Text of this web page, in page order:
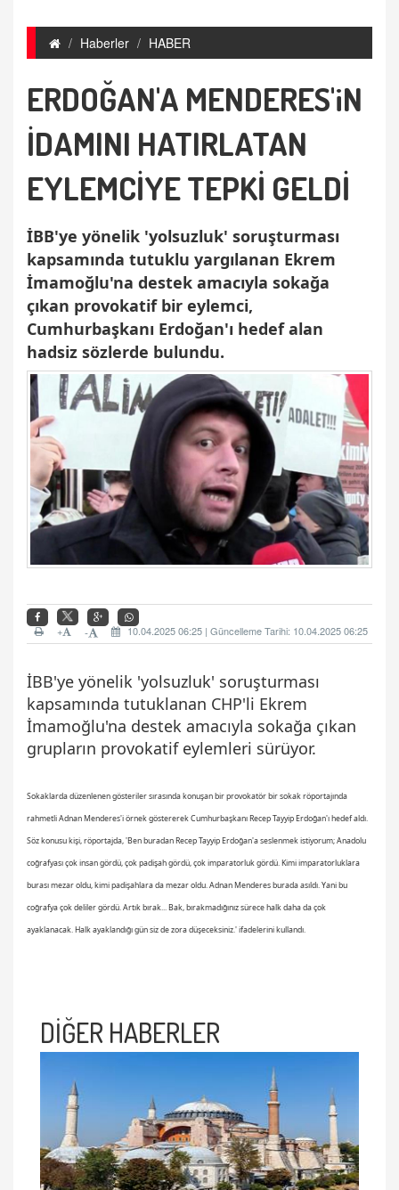
Haberler HABER
ERDOĞAN'A MENDERES'iN
İDAMINI HATIRLATAN
EYLEMCİYE TEPKİ GELDİ
İBB'ye yönelik 'yolsuzluk' soruşturması
kapsamında tutuklu yargılanan Ekrem
İmamoğlu'na destek amacıyla sokağa
çıkan provokatif bir eylemci,
Cumhurbaşkanı Erdoğan'ı hedef alan
hadsiz sözlerde bulundu.
10.04.2025 06:25 | Güncelleme Tarihi: 10.04.2025 06:25
-
+
İBB'ye yönelik 'yolsuzluk' soruşturması
kapsamında tutuklanan CHP'li Ekrem
İmamoğlu'na destek amacıyla sokağa çıkan
grupların provokatif eylemleri sürüyor.
Sokaklarda düzenlenen gösteriler sırasında konuşan bir provokatör bir sokak röportajında
rahmetli Adnan Menderes'i örnek göstererek Cumhurbaşkanı Recep Tayyip Erdoğan'ı hedef aldı.
Söz konusu kişi, röportajda, 'Ben buradan Recep Tayyip Erdoğan'a seslenmek istiyorum; Anadolu
coğrafyası çok insan gördü, çok padişah gördü, çok imparatorluk gördü. Kimi imparatorluklara
burası mezar oldu, kimi padişahlara da mezar oldu. Adnan Menderes burada asıldı. Yani bu
coğrafya çok deliler gördü. Artık bırak... Bak, bırakmadığınız sürece halk daha da çok
ayaklanacak. Halk ayaklandığı gün siz de zora düşeceksiniz.' ifadelerini kullandı.
DİĞER HABERLER